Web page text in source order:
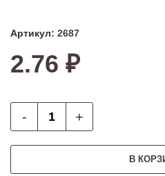
Артикул: 2687
2.76 ₽
- +
В